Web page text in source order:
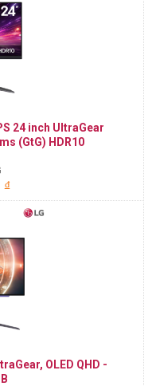
24 inch UltraGear
(GtG) HDR10
đ
OLED QHD -